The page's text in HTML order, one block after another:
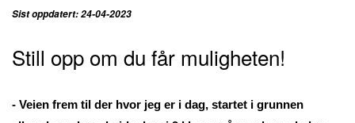
Sist oppdatert: 24-04-2023
Still opp om du får muligheten!
- Veien frem til der hvor jeg er i dag, startet i grunnen